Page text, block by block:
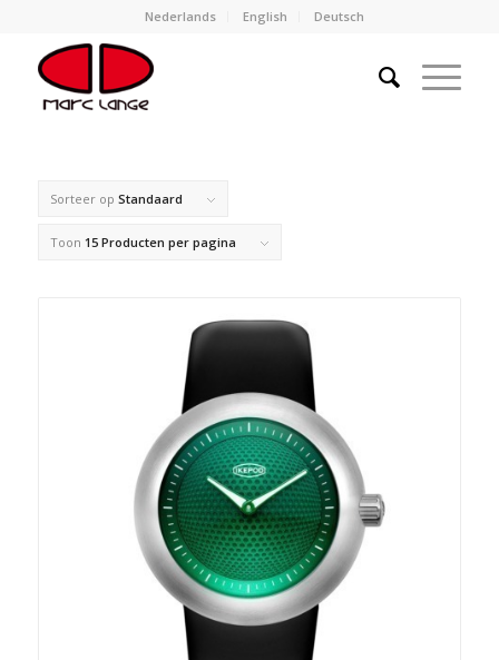
Nederlands English Deutsch
Sorteer op Standaard
Toon 15 Producten per pagina